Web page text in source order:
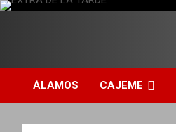
S
a
ÁLAMOS CAJEME